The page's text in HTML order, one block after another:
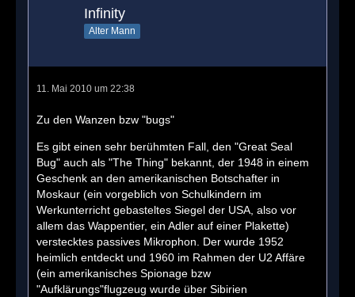
Infinity
Alter Mann
11. Mai 2010 um 22:38
Zu den Wanzen bzw "bugs"
Es gibt einen sehr berühmten Fall, den "Great Seal
Bug" auch als "The Thing" bekannt, der 1948 in einem
Geschenk an den amerikanischen Botschafter in
Moskaur (ein vorgeblich von Schulkindern im
Werkunterricht gebasteltes Siegel der USA, also vor
allem das Wappentier, ein Adler auf einer Plakette)
verstecktes passives Mikrophon. Der wurde 1952
heimlich entdeckt und 1960 im Rahmen der U2 Affäre
(ein amerikanisches Spionage bzw
"Aufklärungs"flugzeug wurde über Sibirien